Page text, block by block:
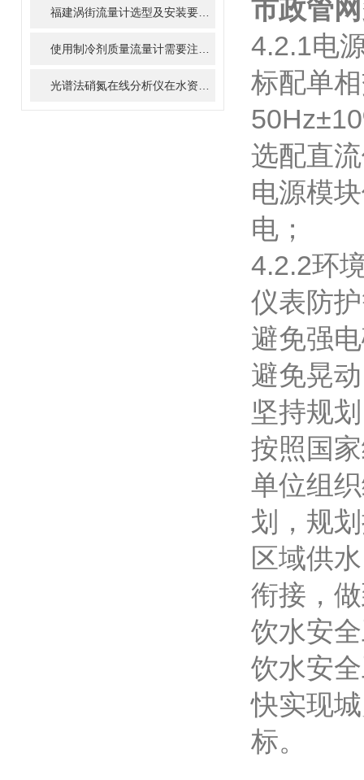
市政管
4.2.1电
标配单
选配直
电源模
电；
4.2.2环
仪表防
避免强
避免晃
坚持规
按照国
单位组
划，规
区域供
衔接，
饮水安
饮水安
快实现
标。